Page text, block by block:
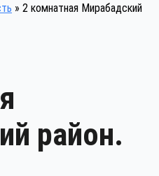
» 2 комнатная Мирабадский
район.